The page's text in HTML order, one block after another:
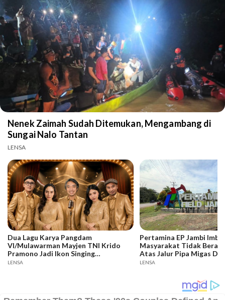
Nenek Zaimah Sudah Ditemukan, Mengambang di
Sungai Nalo Tantan
LENSA
Dua Lagu Karya Pangdam
VI/Mulawarman Mayjen TNI Krido
Pramono Jadi Ikon Singing
Competition HUT Ke-81 RI
LENSA
Pertamina EP Jambi
Masyarakat Tidak
Atas Jalur Pipa Migas
Keselamatan Bersama
LENSA